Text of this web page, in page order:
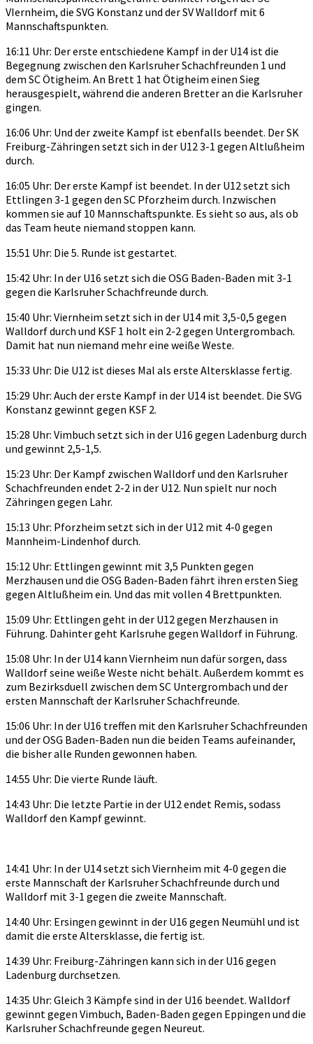
VIernheim, die SVG Konstanz und der SV Walldorf mit 6
Mannschaftspunkten.
16:11 Uhr: Der erste entschiedene Kampf in der U14 ist die
Begegnung zwischen den Karlsruher Schachfreunden 1 und
dem SC Ötigheim. An Brett 1 hat Ötigheim einen Sieg
herausgespielt, während die anderen Bretter an die Karlsruher
gingen.
16:06 Uhr: Und der zweite Kampf ist ebenfalls beendet. Der SK
Freiburg-Zähringen setzt sich in der U12 3-1 gegen Altlußheim
durch.
16:05 Uhr: Der erste Kampf ist beendet. In der U12 setzt sich
Ettlingen 3-1 gegen den SC Pforzheim durch. Inzwischen
kommen sie auf 10 Mannschaftspunkte. Es sieht so aus, als ob
das Team heute niemand stoppen kann.
15:51 Uhr: Die 5. Runde ist gestartet.
15:42 Uhr: In der U16 setzt sich die OSG Baden-Baden mit 3-1
gegen die Karlsruher Schachfreunde durch.
15:40 Uhr: Viernheim setzt sich in der U14 mit 3,5-0,5 gegen
Walldorf durch und KSF 1 holt ein 2-2 gegen Untergrombach.
Damit hat nun niemand mehr eine weiße Weste.
15:33 Uhr: Die U12 ist dieses Mal als erste Altersklasse fertig.
15:29 Uhr: Auch der erste Kampf in der U14 ist beendet. Die SVG
Konstanz gewinnt gegen KSF 2.
15:28 Uhr: Vimbuch setzt sich in der U16 gegen Ladenburg durch
und gewinnt 2,5-1,5.
15:23 Uhr: Der Kampf zwischen Walldorf und den Karlsruher
Schachfreunden endet 2-2 in der U12. Nun spielt nur noch
Zähringen gegen Lahr.
15:13 Uhr: Pforzheim setzt sich in der U12 mit 4-0 gegen
Mannheim-Lindenhof durch.
15:12 Uhr: Ettlingen gewinnt mit 3,5 Punkten gegen
Merzhausen und die OSG Baden-Baden fährt ihren ersten Sieg
gegen Altlußheim ein. Und das mit vollen 4 Brettpunkten.
15:09 Uhr: Ettlingen geht in der U12 gegen Merzhausen in
Führung. Dahinter geht Karlsruhe gegen Walldorf in Führung.
15:08 Uhr: In der U14 kann Viernheim nun dafür sorgen, dass
Walldorf seine weiße Weste nicht behält. Außerdem kommt es
zum Bezirksduell zwischen dem SC Untergrombach und der
ersten Mannschaft der Karlsruher Schachfreunde.
15:06 Uhr: In der U16 treffen mit den Karlsruher Schachfreunden
und der OSG Baden-Baden nun die beiden Teams aufeinander,
die bisher alle Runden gewonnen haben.
14:55 Uhr: Die vierte Runde läuft.
14:43 Uhr: Die letzte Partie in der U12 endet Remis, sodass
Walldorf den Kampf gewinnt.
14:41 Uhr: In der U14 setzt sich Viernheim mit 4-0 gegen die
erste Mannschaft der Karlsruher Schachfreunde durch und
Walldorf mit 3-1 gegen die zweite Mannschaft.
14:40 Uhr: Ersingen gewinnt in der U16 gegen Neumühl und ist
damit die erste Altersklasse, die fertig ist.
14:39 Uhr: Freiburg-Zähringen kann sich in der U16 gegen
Ladenburg durchsetzen.
14:35 Uhr: Gleich 3 Kämpfe sind in der U16 beendet. Walldorf
gewinnt gegen Vimbuch, Baden-Baden gegen Eppingen und die
Karlsruher Schachfreunde gegen Neureut.